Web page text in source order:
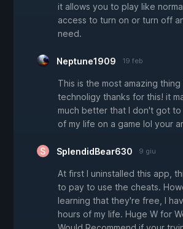
it allows you to play like
access to turn on or turn off
need.
Neptune1909 19 feb
This is the most amazing
technoligy thanks for this! it
much better that I don't got
of my life on a game lol your
SplendidBear630 9 giu
At first I uninstalled this app,
to pay to use the cheats.
learning that they're free, I
hours of my life. Huge W for